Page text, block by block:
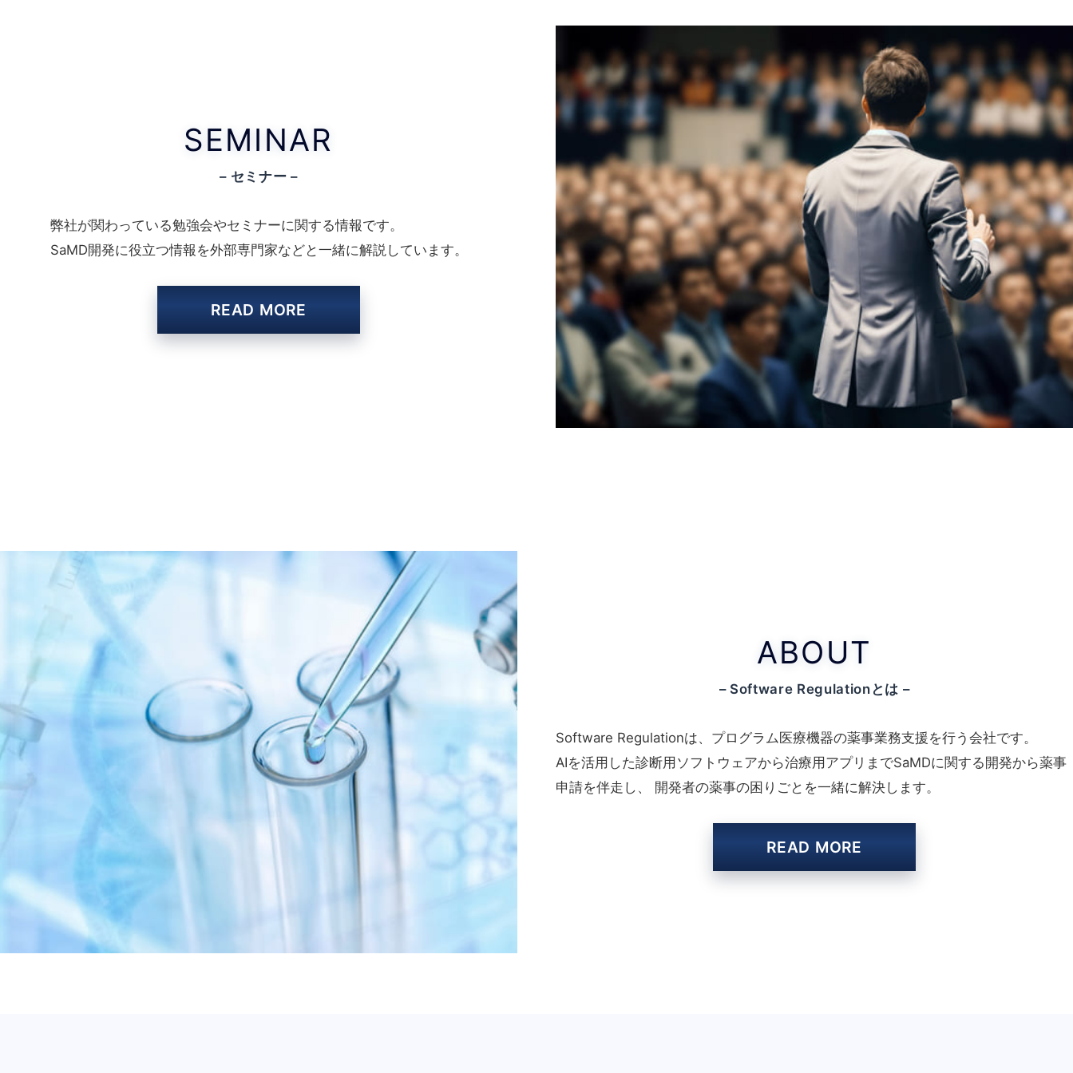
ABOUT
– Software Regulationとは –
Software Regulationは、プログラム医療機器の薬事業務支援を行う会社です。
AIを活用した診断用ソフトウェアから治療用アプリまでSaMDに関する開発から薬事
申請を伴走し、 開発者の薬事の困りごとを一緒に解決します。
READ MORE
当社ではソフトウェアの医療機器に関するご質問やご相談を受け付けております。
ご不明な点やご要望がある場合は、以下のフォームからお問い合わせください。